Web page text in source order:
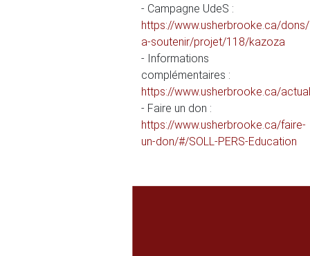
- Campagne UdeS :
https://www.usherbrooke.ca/
a-soutenir/projet/118/kazoza
- Informations
complémentaires :
https://www.usherbrooke.ca/
- Faire un don :
https://www.usherbrooke.ca/faire-
un-don/#/SOLL-PERS-Education